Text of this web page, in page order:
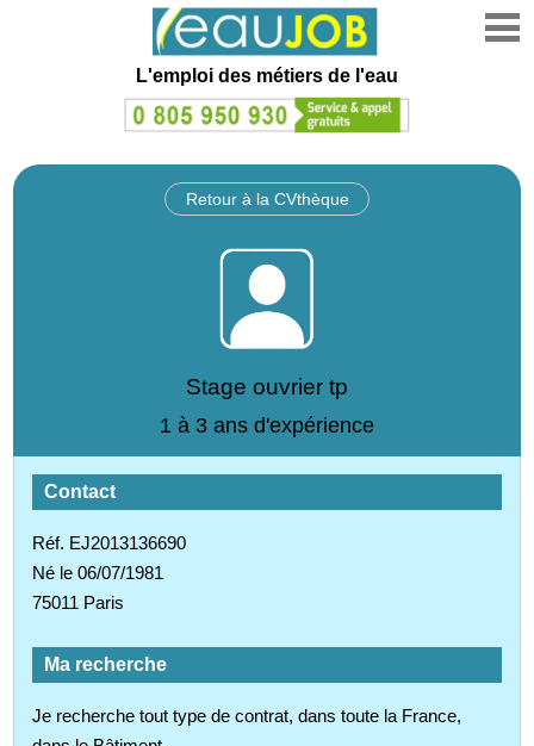
L'emploi des métiers de l'eau
Retour à la CVthèque
Stage ouvrier tp
1 à 3 ans d'expérience
Contact
Réf. EJ2013136690
Né le 06/07/1981
75011 Paris
Ma recherche
Je recherche tout type de contrat, dans toute la France,